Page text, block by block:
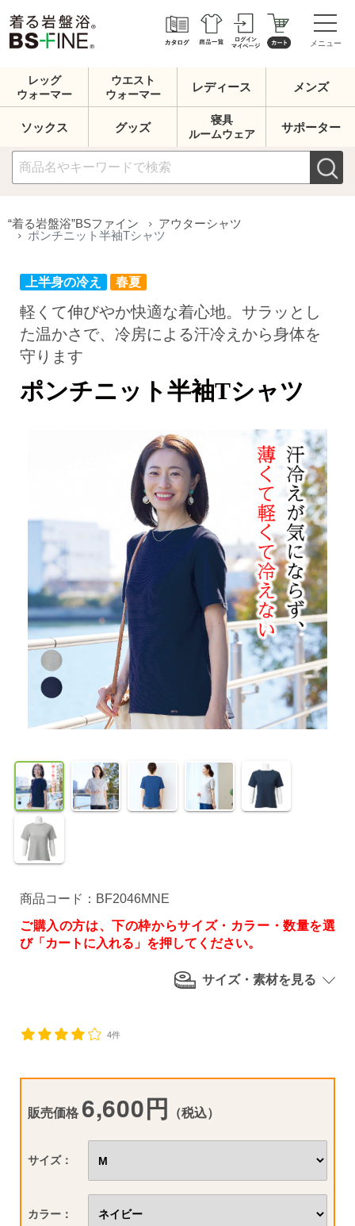
メニュー
レッグ
ウォーマー
ウエスト
ウォーマー
レディース メンズ
ソックス グッズ
寝具
ルームウェア
サポーター
“着る岩盤浴”BSファイン
アウターシャツ
ポンチニット半袖Tシャツ
軽くて伸びやか快適な着心地。サラッとし
た温かさで、冷房による汗冷えから身体を
守ります
ポンチニット半袖Tシャツ
商品コード：BF2046MNE
ご購入の方は、下の枠からサイズ・カラー・数量を選
び「カートに入れる」を押してください。
サイズ・素材を見る
4件
販売価格 6,600円 （税込）
サイズ：
カラー：